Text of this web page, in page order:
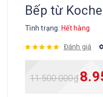
Bếp từ
Tình trạng: Hết hàng
Đánh giá
11.500.000₫